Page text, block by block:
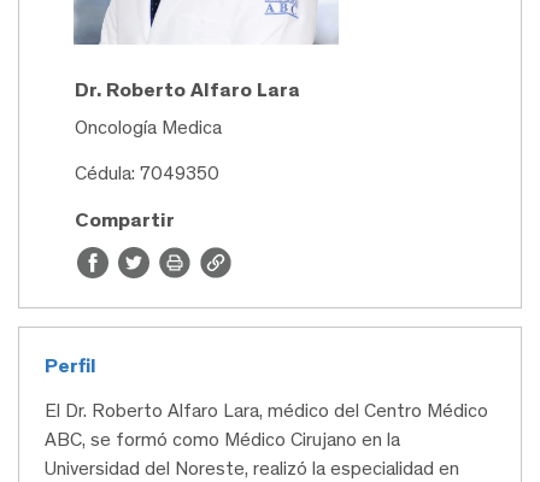
Dr. Roberto Alfaro Lara
Oncología Medica
Cédula: 7049350
Compartir
Perfil
El Dr. Roberto Alfaro Lara, médico del Centro Médico
ABC, se formó como Médico Cirujano en la
Universidad del Noreste, realizó la especialidad en